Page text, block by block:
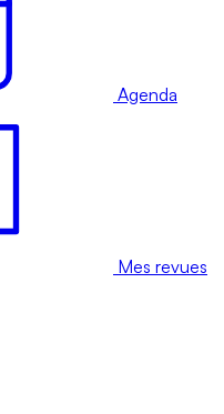
Agenda
Mes revues